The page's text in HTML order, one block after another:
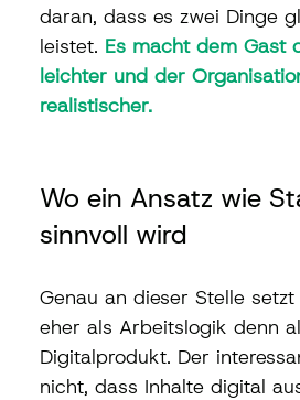
daran, dass es zwei Dinge
leistet. Es macht dem Gast
leichter und der
realistischer.
Wo ein Ansatz wie
sinnvoll wird
Genau an dieser Stelle setzt
eher als Arbeitslogik denn
Digitalprodukt. Der
nicht, dass Inhalte digital